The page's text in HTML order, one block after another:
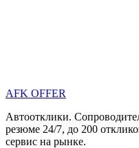
AFK OFFER
Автоотклики.
резюме 24/7, до 200
сервис на рынке.